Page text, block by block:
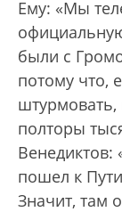
Ему: «Мы
были с
потому что,
штурмовать,
полторы
пошел к
Значит, там